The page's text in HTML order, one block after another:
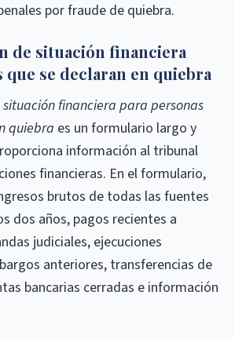
por fraude de quiebra.
de situación financiera
que se declaran en quiebra
financiera para personas
quiebra es un formulario largo y
información al tribunal
financieras. En el formulario,
brutos de todas las fuentes
dos años, pagos recientes a
judiciales, ejecuciones
anteriores, transferencias de
bancarias cerradas e información